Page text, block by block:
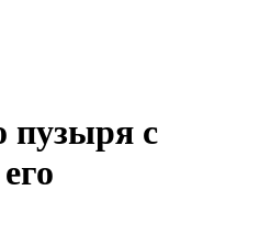
пузыря с